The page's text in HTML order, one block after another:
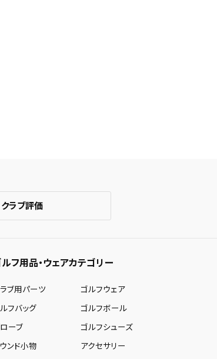
クラブ評価
フ用品・ウェアカテゴリー
ブ用パーツ
ゴルフウェア
フバッグ
ゴルフボール
ーブ
ゴルフシューズ
ンド小物
アクセサリー